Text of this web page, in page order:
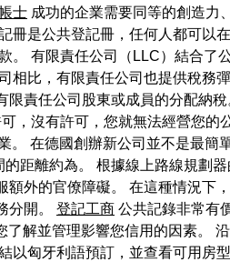
士 成功的企業需要同等的創造力
冊是公共登記冊，任何人都可以
。 有限責任公司（LLC）結合了
比，有限責任公司也提供稅務
責任公司股東或成員的分配納
，沒有許可，您就無法經營您
在德國創辦新公司並不是最
距離約為。 根據線上路線規劃
外的官僚障礙。 在這種情況下
分開。 登記工商 公共記錄非常有
解並管理影響您信用的因素。
以匈牙利語預訂，並查看可用房